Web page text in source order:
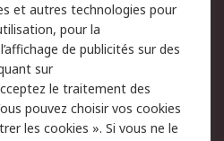
Support technique
Sécurité des e-mails
et autres technologies pour
pour la
de publicités sur des
sur
le traitement des
pouvez choisir vos cookies
les cookies ». Si vous ne le